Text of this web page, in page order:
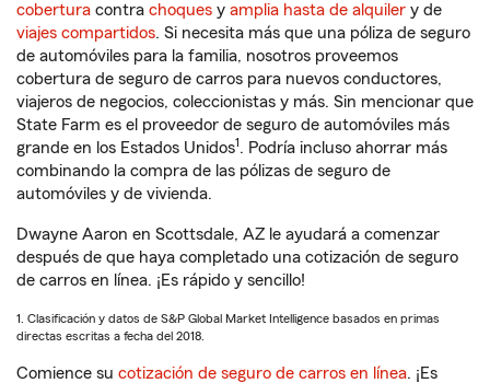
cobertura contra choques y amplia hasta de alquiler y de
viajes compartidos. Si necesita más que una póliza de seguro
de automóviles para la familia, nosotros proveemos
cobertura de seguro de carros para nuevos conductores,
viajeros de negocios, coleccionistas y más. Sin mencionar que
State Farm es el proveedor de seguro de automóviles más
grande en los Estados Unidos1. Podría incluso ahorrar más
combinando la compra de las pólizas de seguro de
automóviles y de vivienda.
Dwayne Aaron en Scottsdale, AZ le ayudará a comenzar
después de que haya completado una cotización de seguro
de carros en línea. ¡Es rápido y sencillo!
1. Clasificación y datos de S&P Global Market Intelligence basados en primas
directas escritas a fecha del 2018.
Comience su cotización de seguro de carros en línea. ¡Es